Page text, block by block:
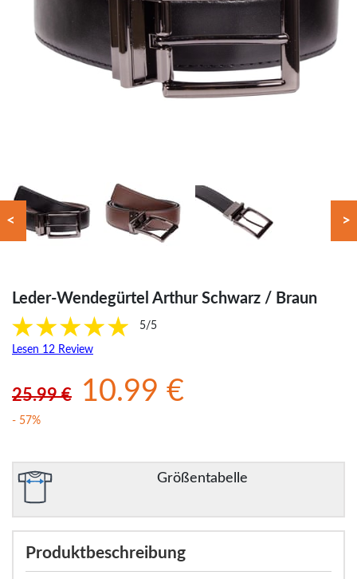
< >
Leder-Wendegürtel Arthur Schwarz / Braun
5/5
Lesen 12 Review
25.99 € 10.99 €
- 57%
Größentabelle
Produktbeschreibung